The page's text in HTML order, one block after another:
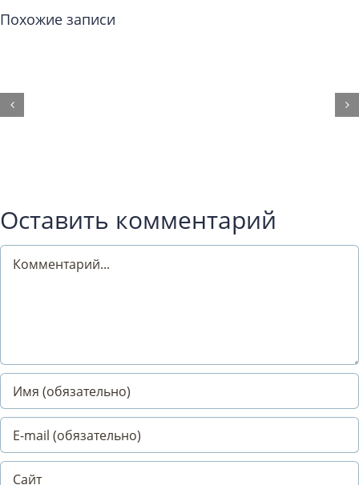
Похожие записи
Оставить комментарий
Comment